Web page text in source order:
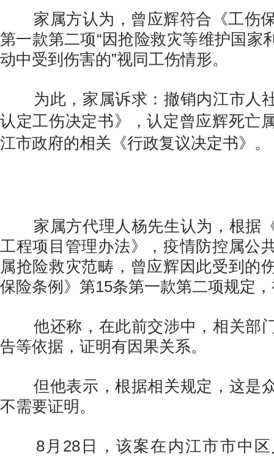
家属方认为，曾应辉符合《工伤
第一款第二项“因抢险救灾等维护国家
动中受到伤害的”视同工伤情形。
为此，家属诉求：撤销内江市人
认定工伤决定书》，认定曾应辉死亡
江市政府的相关《行政复议决定书》。
家属方代理人杨先生认为，根据
工程项目管理办法》，疫情防控属公
属抢险救灾范畴，曾应辉因此受到的
保险条例》第15条第一款第二项规定
他还称，在此前交涉中，相关部
告等依据，证明有因果关系。
但他表示，根据相关规定，这是
不需要证明。
8月28日，该案在内江市市中区